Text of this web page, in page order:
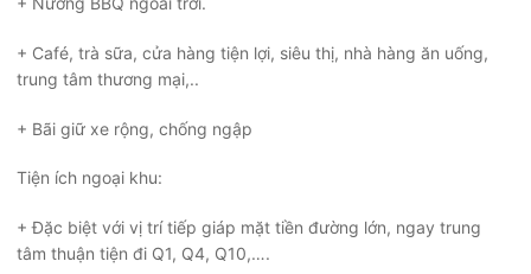
+ Café, trà sữa, cửa hàng tiện lợi, siêu thị, nhà hàng ăn uống,
trung tâm thương mại,..
+ Bãi giữ xe rộng, chống ngập
Tiện ích ngoại khu:
+ Đặc biệt với vị trí tiếp giáp mặt tiền đường lớn, ngay trung
tâm thuận tiện đi Q1, Q4, Q10,….